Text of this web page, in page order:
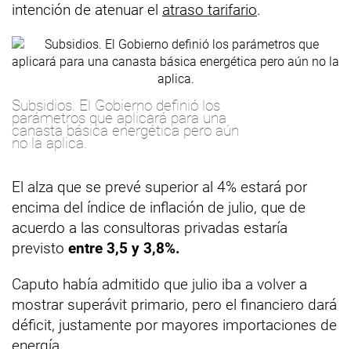
intención de atenuar el atraso tarifario.
Subsidios. El Gobierno definió los
parámetros que aplicará para una
canasta básica energética pero aún
no la aplica.
El alza que se prevé superior al 4% estará por
encima del índice de inflación de julio, que de
acuerdo a las consultoras privadas estaría
previsto entre 3,5 y 3,8%.
Caputo había admitido que julio iba a volver a
mostrar superávit primario, pero el financiero dará
déficit, justamente por mayores importaciones de